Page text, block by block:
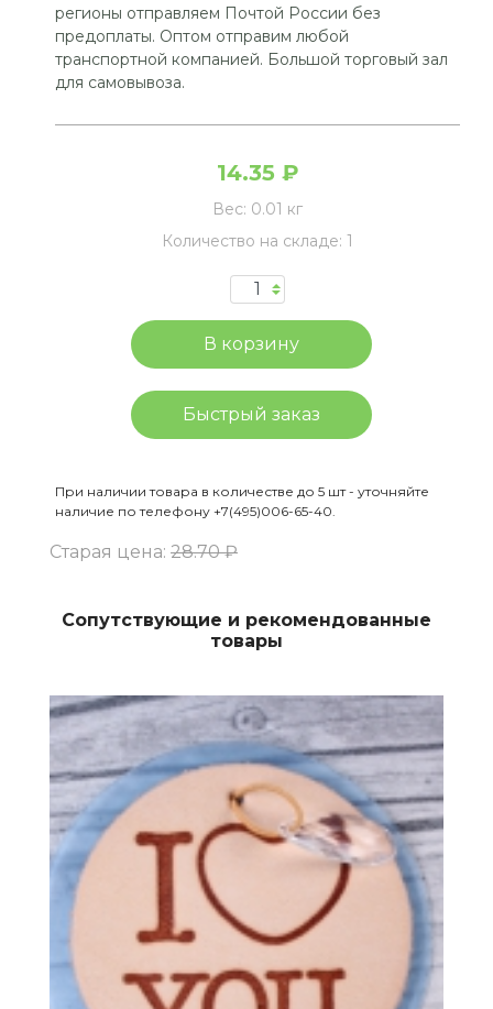
регионы отправляем Почтой России без
предоплаты. Оптом отправим любой
транспортной компанией. Большой торговый зал
для самовывоза.
14.35 ₽
Вес: 0.01 кг
Количество на складе: 1
Быстрый заказ
При наличии товара в количестве до 5 шт - уточняйте
наличие по телефону +7(495)006-65-40.
Старая цена: 28.70 ₽
Сопутствующие и рекомендованные
товары